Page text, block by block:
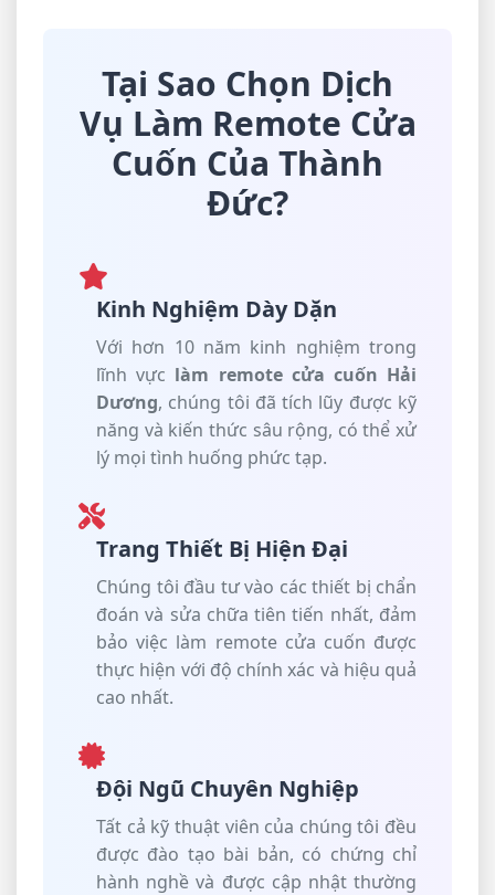
Tại Sao Chọn Dịch
Vụ Làm Remote Cửa
Cuốn Của Thành
Đức?
Kinh Nghiệm Dày Dặn
Với hơn 10 năm kinh nghiệm trong
lĩnh vực làm remote cửa cuốn Hải
Dương, chúng tôi đã tích lũy được kỹ
năng và kiến thức sâu rộng, có thể xử
lý mọi tình huống phức tạp.
Trang Thiết Bị Hiện Đại
Chúng tôi đầu tư vào các thiết bị chẩn
đoán và sửa chữa tiên tiến nhất, đảm
bảo việc làm remote cửa cuốn được
thực hiện với độ chính xác và hiệu quả
cao nhất.
Đội Ngũ Chuyên Nghiệp
Tất cả kỹ thuật viên của chúng tôi đều
được đào tạo bài bản, có chứng chỉ
hành nghề và được cập nhật thường